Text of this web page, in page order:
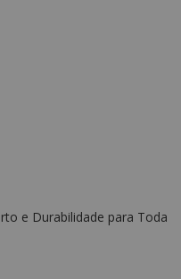
e Durabilidade para Toda
perfeita para quem